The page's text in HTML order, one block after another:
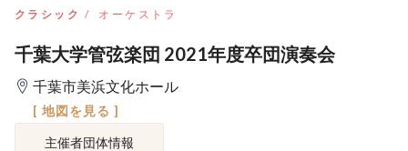
クラシック オーケストラ
千葉大学管弦楽団 2021年度卒団演奏会
千葉市美浜文化ホール
[ 地図を見る ]
主催者団体情報